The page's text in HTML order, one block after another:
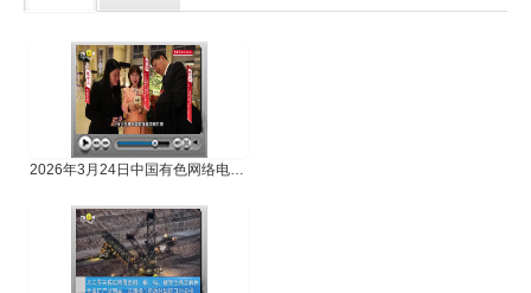
2026年3月24日中国有色网络电视新闻